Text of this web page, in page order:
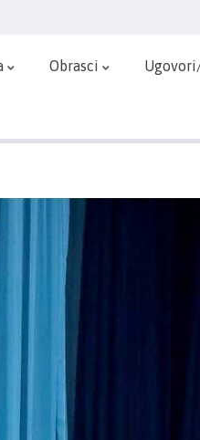
Obrasci